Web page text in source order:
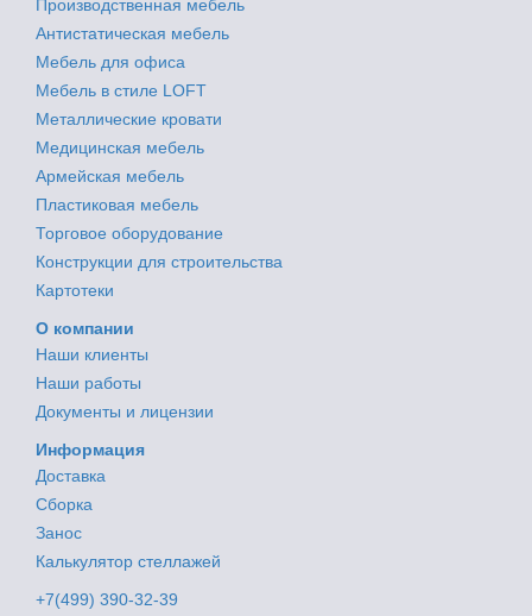
Производственная мебель
Антистатическая мебель
Мебель для офиса
Мебель в стиле LOFT
Металлические кровати
Медицинская мебель
Армейская мебель
Пластиковая мебель
Торговое оборудование
Конструкции для строительства
Картотеки
О компании
Наши клиенты
Наши работы
Документы и лицензии
Информация
Доставка
Сборка
Занос
Калькулятор стеллажей
+7(499) 390-32-39